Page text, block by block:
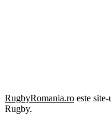
RugbyRomania.ro este
Rugby.